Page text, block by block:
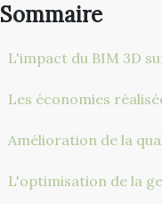
Sommaire
L'impact du BIM 3D
Les économies
Amélioration de la
L'optimisation de la